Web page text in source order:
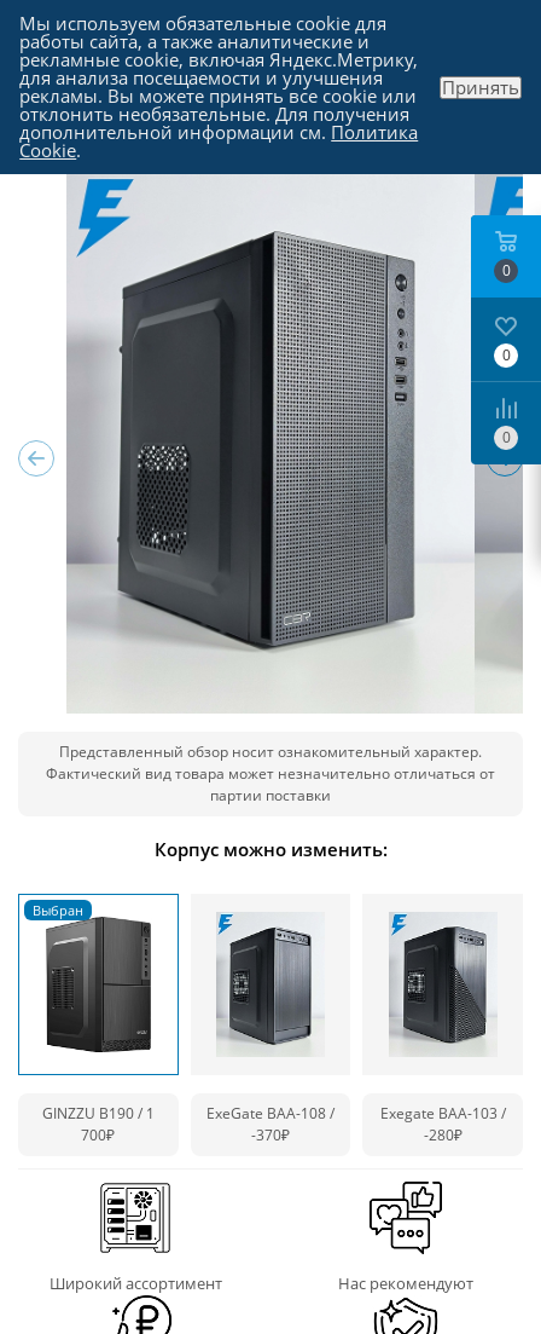
Каталог - Компьютеры в Москве
Представленный обзор носит ознакомительный характер.
Фактический вид товара может незначительно отличаться от
партии поставки
Корпус можно изменить:
GINZZU B190 / 1
700₽
ExeGate BAA-108 /
-370₽
Exegate BAA-103 /
-280₽
Широкий ассортимент Нас рекомендуют
0
0
0
Мы используем обязательные cookie для
работы сайта, а также аналитические и
рекламные cookie, включая Яндекс.Метрику,
для анализа посещаемости и улучшения
рекламы. Вы можете принять все cookie или
отклонить необязательные. Для получения
дополнительной информации см. Политика
Cookie.
Принять